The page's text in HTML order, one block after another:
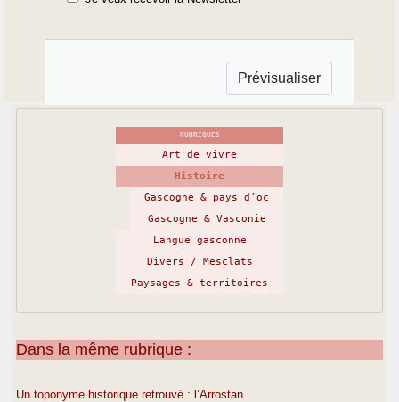
RUBRIQUES
Art de vivre
Histoire
Gascogne & pays d’oc
Gascogne & Vasconie
Langue gasconne
Divers / Mesclats
Paysages & territoires
Dans la même rubrique :
Un toponyme historique retrouvé : l’Arrostan.